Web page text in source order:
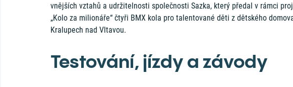
vnějších vztahů a udržitelnosti společnosti Sazka, který předal v rámci
„Kolo za milionáře“ čtyři BMX kola pro talentované děti z dětského
Kralupech nad Vltavou.
Testování, jízdy a závody